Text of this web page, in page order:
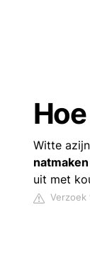
Witte
uit met
Verzoek